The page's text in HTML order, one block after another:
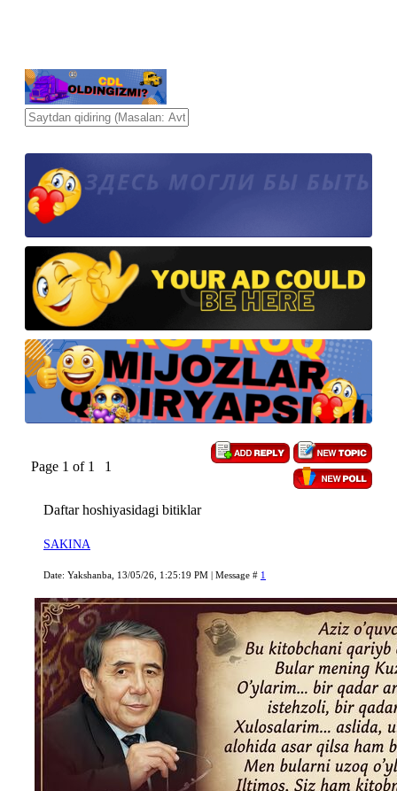
Page 1 of 1 1
Daftar hoshiyasidagi bitiklar
SAKINA
Date: Yakshanba, 13/05/26, 1:25:19 PM | Message # 1